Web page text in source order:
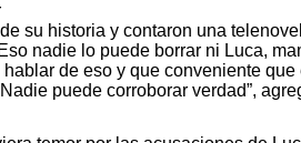
su historia y contaron una
nadie lo puede borrar ni Luca,
de eso y que conveniente
puede corroborar verdad”,